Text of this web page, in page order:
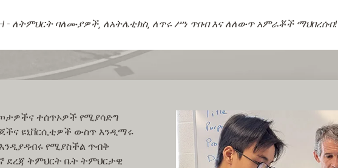
- ለትምህርት ባለሙያዎች, ለአትሌቲክስ, ለጥሩ ሥነ ጥበብ እና ለለውጥ አምራቾች ማህበረሰብ!
ተሰጥኦዎች የሚያሳድግ
ዩኒቨርሲቲዎች ውስጥ እንዲማሩ
የሚያስችል ጥብቅ
ደረጃ ትምህርት ቤት ትምህርታዊ